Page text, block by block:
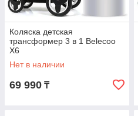
Коляска детская
трансформер 3 в 1 Belecoo
X6
Нет в наличии
69 990 ₸